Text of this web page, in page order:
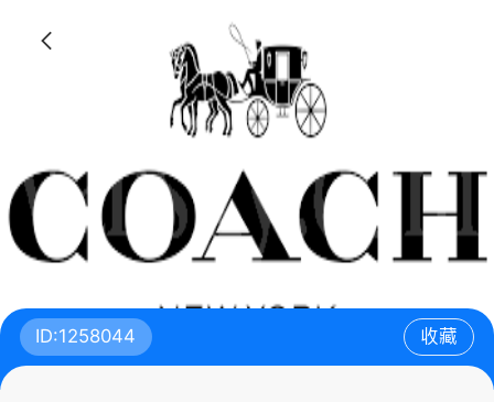
ID:1258044 收藏